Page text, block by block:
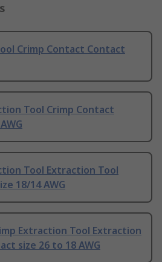
Crimp Contact Contact
Tool Crimp Contact
Tool Extraction Tool
18/14 AWG
Extraction Tool Extraction
size 26 to 18 AWG